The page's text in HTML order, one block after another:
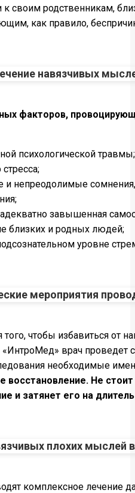
своим родственникам,
как правило,
навязчивых
факторов,
психологической травмы;
и непреодолимые
завышенная
близких и родных людей;
уровне
мероприятия
чтобы избавиться от
врач проведет
необходимые
восстановление. Не
и затянет его на
плохих мыслей
комплексное лечение